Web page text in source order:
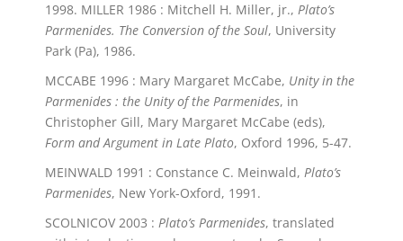
1998. MILLER 1986 : Mitchell H. Miller, jr., Plato’s
Parmenides. The Conversion of the Soul, University
Park (Pa), 1986.
MCCABE 1996 : Mary Margaret McCabe, Unity in the
Parmenides : the Unity of the Parmenides, in
Christopher Gill, Mary Margaret McCabe (eds),
Form and Argument in Late Plato, Oxford 1996, 5-47.
MEINWALD 1991 : Constance C. Meinwald, Plato’s
Parmenides, New York-Oxford, 1991.
SCOLNICOV 2003 : Plato’s Parmenides, translated